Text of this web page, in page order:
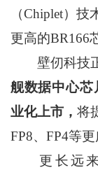
（Chiplet）
更高的BR166
壁仞科技正
舰数据中心芯
业化上市， 将
FP8、FP4等
更长远来